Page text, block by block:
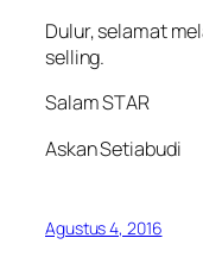
Dulur, selamat
selling.
Salam STAR
Askan Setiabudi
Agustus 4, 2016